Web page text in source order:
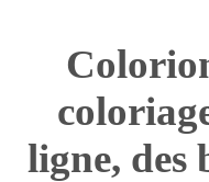
ligne, des